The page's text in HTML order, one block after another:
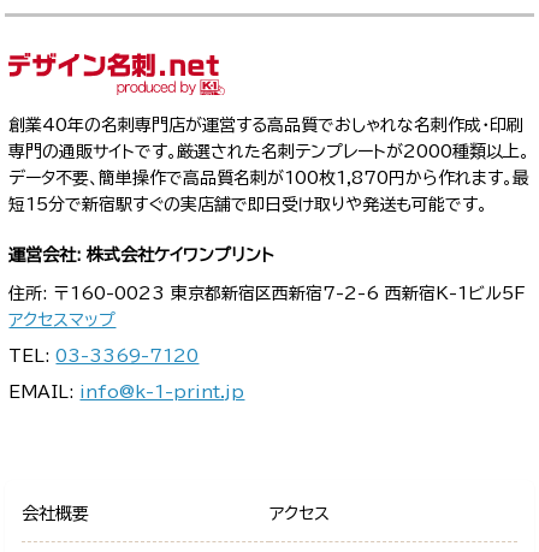
創業40年の名刺専門店が運営する高品質でおしゃれな名刺作成・印刷
専門の通販サイトです。厳選された名刺テンプレートが2000種類以上。
データ不要、簡単操作で高品質名刺が100枚1,870円から作れます。最
短15分で新宿駅すぐの実店舗で即日受け取りや発送も可能です。
運営会社: 株式会社ケイワンプリント
住所: 〒160-0023 東京都新宿区西新宿7-2-6 西新宿K-1ビル5F
アクセスマップ
TEL:03-3369-7120
EMAIL: info@k-1-print.jp
会社概要 アクセス